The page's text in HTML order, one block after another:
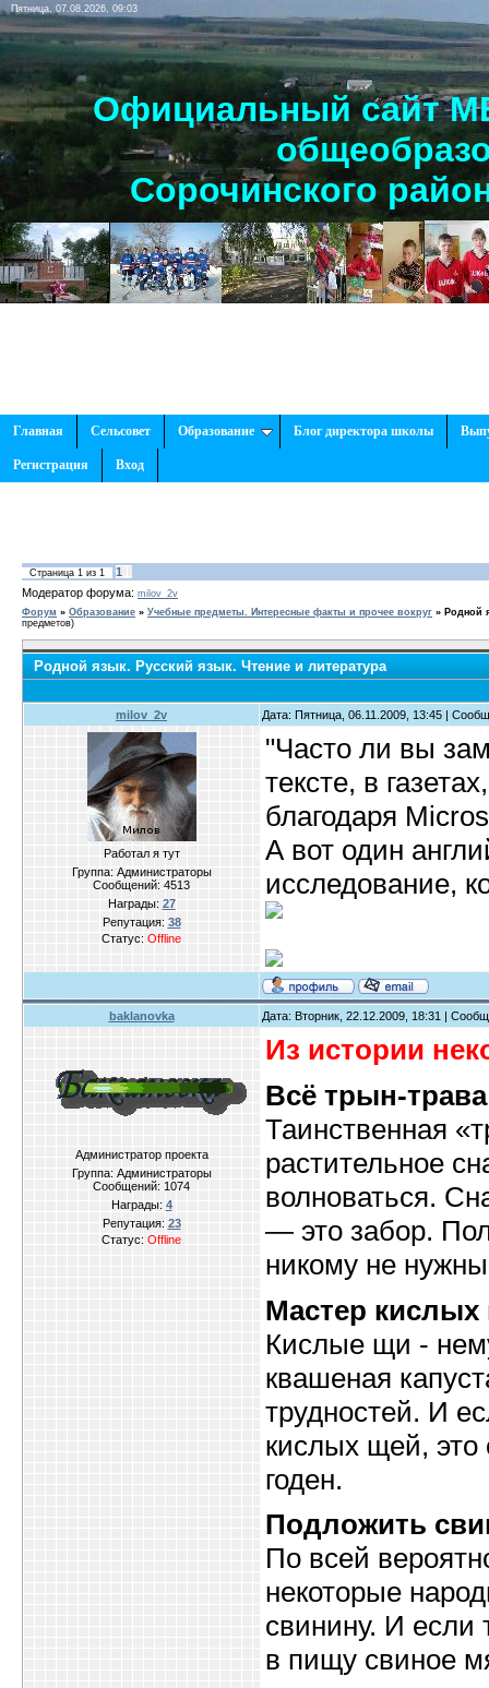
Пятница, 07.08.2026, 09:03
Официальный сайт
Сорочинского
Главная Сельсовет Образование Блог директора школы
Регистрация Вход
Страница 1 из 1
1
Модератор форума: milov_2v
Форум » Образование » Учебные предметы. Интересные факты и прочее вокруг » Родной
предметов)
Родной язык. Русский язык. Чтение и литература
milov_2v Дата: Пятница, 06.11.2009, 13:45 |
Работал я тут
Группа: Администраторы
Сообщений: 4513
Награды: 27
Репутация: 38
Статус: Offline
"Часто ли вы
тексте, в
благодаря
А вот один
исследование,
baklanovka Дата: Вторник, 22.12.2009, 18:31 |
Администратор проекта
Группа: Администраторы
Сообщений: 1074
Награды: 4
Репутация: 23
Статус: Offline
Из истории
Всё трын-трава
Таинственная
растительное
волноваться.
— это забор.
никому не
Мастер
Кислые щи -
квашеная
трудностей. И
кислых щей, это
годен.
Подложить
По всей
некоторые
свинину. И если
в пищу свиное